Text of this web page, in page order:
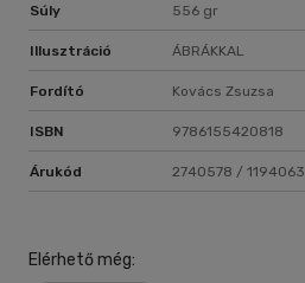
Súly 556 gr
Illusztráció ÁBRÁKKAL
Fordító Kovács Zsuzsa
ISBN 9786155420818
Árukód 2740578 / 1194063
Elérhető még: